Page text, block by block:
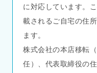
に対応しています。
載されるご自宅の住
ます。
株式会社の本店移転
任）、代表取締役の